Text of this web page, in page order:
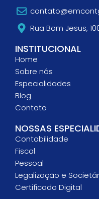
Rua Bom Jesus,
INSTITUCIONAL
Home
Sobre nós
Especialidades
Blog
Contato
NOSSAS
Contabilidade
Fiscal
Pessoal
Legalização e
Certificado Digital